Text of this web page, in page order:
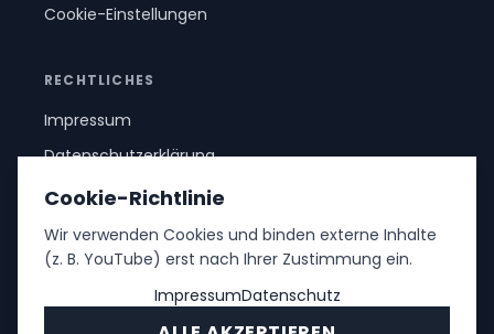
Cookie-Einstellungen
RECHTLICHES
Impressum
Datenschutzerklärung
Cookie-Richtlinie
Wir verwenden Cookies und binden externe Inhalte
(z. B. YouTube) erst nach Ihrer Zustimmung ein.
ImpressumDatenschutz